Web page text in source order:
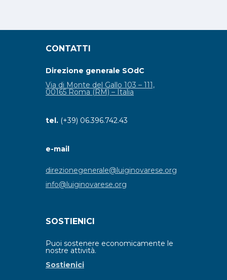
CONTATTI
Direzione generale SOdC
Via di Monte del Gallo 103 – 111,
00165 Roma (RM) – Italia
tel. (+39) 06.396.742.43
e-mail
direzionegenerale@luiginovarese.org
info@luiginovarese.org
SOSTIENICI
Puoi sostenere economicamente le
nostre attività.
Sostienici